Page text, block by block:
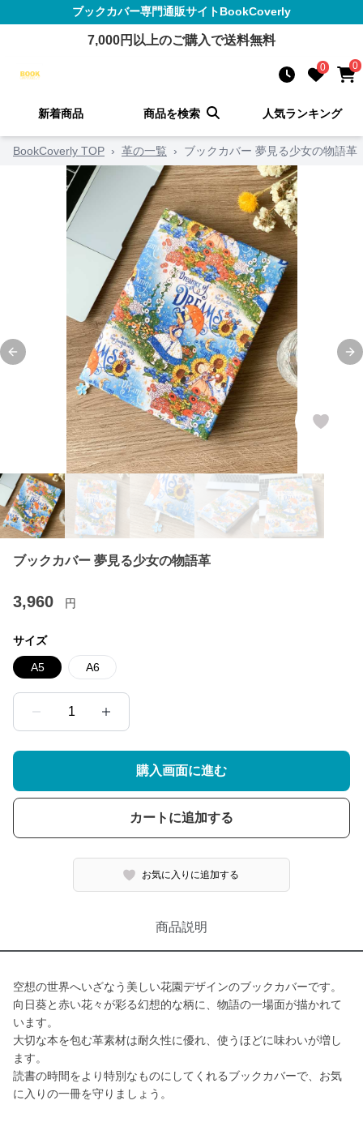
ブックカバー専門通販サイトBookCoverly
7,000円以上のご購入で送料無料
0 0
新着商品 商品を検索 人気ランキング
BookCoverly TOP › 革の一覧 › ブックカバー 夢見る少女の物語革
Previous slide
ブックカバー 夢見る少女の物語革
3,960 円
サイズ
A5 A6
1
購入画面に進む
カートに追加する
お気に入りに追加する
商品説明
空想の世界へいざなう美しい花園デザインのブックカバーです。
向日葵と赤い花々が彩る幻想的な柄に、物語の一場面が描かれて
います。
大切な本を包む革素材は耐久性に優れ、使うほどに味わいが増し
ます。
読書の時間をより特別なものにしてくれるブックカバーで、お気
に入りの一冊を守りましょう。